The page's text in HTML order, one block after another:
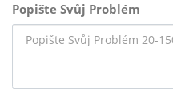
Popište Svůj Problém